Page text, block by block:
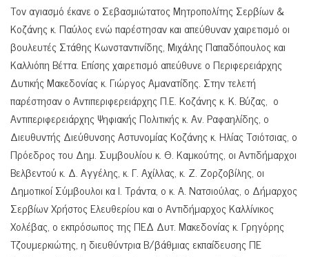
Τον αγιασμό έκανε ο Σεβασμιώτατος Μητροπολίτης Σερβίων &
Κοζάνης κ. Παύλος ενώ παρέστησαν και απεύθυναν χαιρετισμό οι
βουλευτές Στάθης Κωνσταντινίδης, Μιχάλης Παπαδόπουλος και
Καλλιόπη Βέττα. Επίσης χαιρετισμό απεύθυνε ο Περιφερειάρχης
Δυτικής Μακεδονίας κ. Γιώργος Αμανατίδης. Στην τελετή
παρέστησαν ο Αντιπεριφερειάρχης Π.Ε. Κοζάνης κ. Κ. Βύζας, ο
Αντιπεριφερειάρχης Ψηφιακής Πολιτικής κ. Αν. Ραφαηλίδης, ο
Διευθυντής Διεύθυνσης Αστυνομίας Κοζάνης κ. Ηλίας Τσιότσιας, ο
Πρόεδρος του Δημ. Συμβουλίου κ. Θ. Καμκούτης, οι Αντιδήμαρχοι
Βελβεντού κ. Δ. Αγγέλης, κ. Γ. Αχίλλας, κ. Ζ. Ζορζοβίλης, οι
Δημοτικοί Σύμβουλοι κα Ι. Τράντα, ο κ. Α. Νατσιούλας, ο Δήμαρχος
Σερβίων Χρήστος Ελευθερίου και ο Αντιδήμαρχος Καλλίνικος
Χολέβας, ο εκπρόσωπος της ΠΕΔ Δυτ. Μακεδονίας κ. Γρηγόρης
Τζουμερκιώτης, η διευθύντρια Β/βάθμιας εκπαίδευσης ΠΕ